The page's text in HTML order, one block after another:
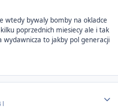
wtedy bywaly bomby na okladce
poprzednich miesiecy ale i tak
wydawnicza to jakby pol generacji
l